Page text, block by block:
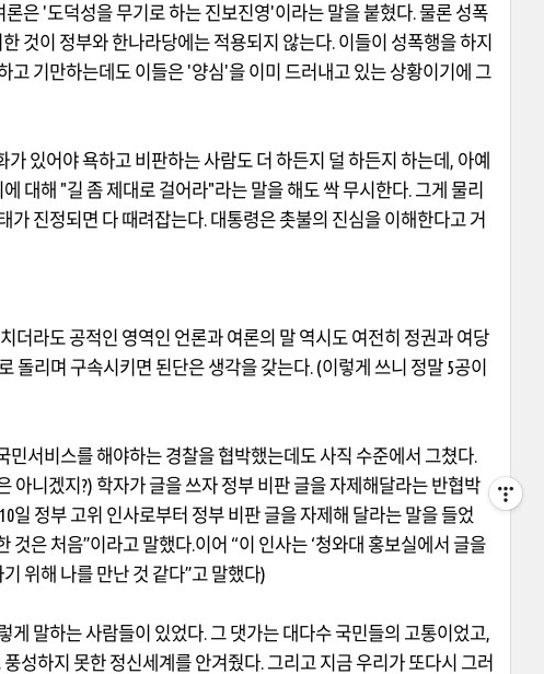
론은 '도덕성을 무기로 하는 진보진영'이라는 말을 붙혔다 물론 성폭
것이 정부와 한나라당에는 적용되지 않는다 이들이 성폭행을 하지
고 기만하는데도 이들은 '양심'을 이미 드러내고 있는 상황이기에 그
가 있어야 욕하고 비판하는 사람도 더 하든지 덜 하든지 하는데
아예
에 대해 "길 좀 제대로 걸어라"라는 말을 해도 싹 무시한다 그게 물리
가 진정되면 다 때려잡는다 대통령은 촛불의 진심을 이해한다고 거
더라도 공적인 영역인 언론과 여론의 말 역시도 여전히 정권과 여당
돌리며 구속시키면 된단은 생각을 갖는다 . (이렇게 쓰니 정말 5공이
민서비스를 해야하는 경찰을 협박했는데도 사직 수준에서 그쳤다
아니겠지 ?) 학자가 글을 쓰자 정부 비판 글을 자제해달라는 반협박
10일 정부 고위 인사로부터 정부 비판 글을 자제해 달라는 말을 들었
것은 처음”이라고 말했다 이어 “이 인사는 ‘청와대 홍보실에서 글을
위해 나를 만난 것 같다”고 말했다)
게 말하는 사람들이 있었다 그 댓가는 대다수 국민들의 고통이었고
풍성하지 못한 정신세계를 안겨줬다 그리고 지금 우리가 또다시 그러